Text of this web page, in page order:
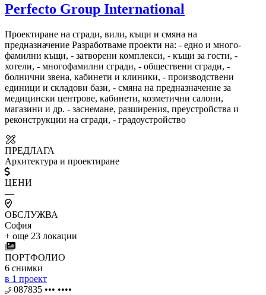
Perfecto Group International
Проектиране на сгради, вили, къщи и смяна на
предназначение Разработваме проекти на: - едно и много-
фамилни къщи, - затворени комплекси, - къщи за гости, -
хотели, - многофамилни сгради, - обществени сгради, -
болнични звена, кабинети и клиники, - производствени
единици и складови бази, - смяна на предназначение за
медицински центрове, кабинети, козметични салони,
магазини и др. - заснемане, разширения, преустройства и
реконструкции на сгради, - градоустройство
ПРЕДЛАГА
Архитектура и проектиране
ЦЕНИ
—
ОБСЛУЖВА
София
+ още 23 локации
ПОРТФОЛИО
6 снимки
в 1 проект
087835 ••• ••••